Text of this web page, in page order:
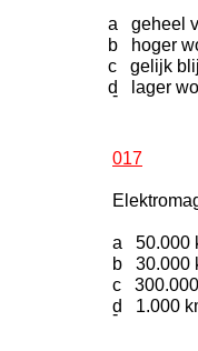
-
017
a 50.000
b 30.000
c
d 1.000
-
a geheel
b hoger
c gelijk
d lager